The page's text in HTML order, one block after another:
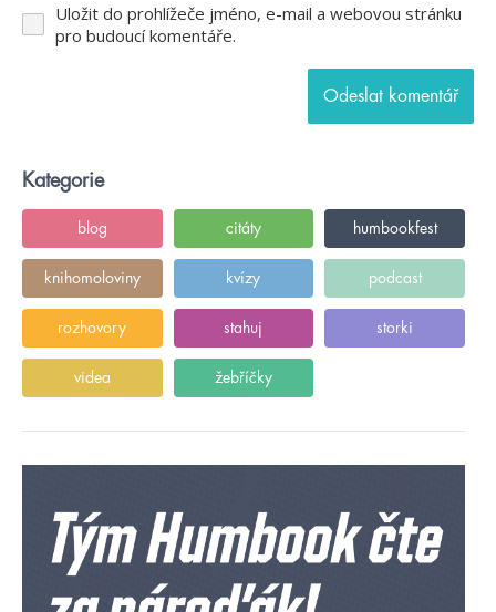
Uložit do prohlížeče jméno, e-mail a webovou stránku
pro budoucí komentáře.
Kategorie
blog citáty humbookfest
knihomoloviny kvízy podcast
rozhovory stahuj storki
videa žebříčky